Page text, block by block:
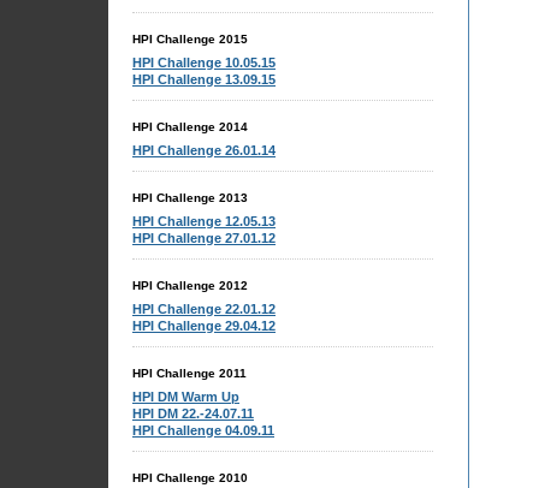
HPI Challenge 2015
HPI Challenge 10.05.15
HPI Challenge 13.09.15
HPI Challenge 2014
HPI Challenge 26.01.14
HPI Challenge 2013
HPI Challenge 12.05.13
HPI Challenge 27.01.12
HPI Challenge 2012
HPI Challenge 22.01.12
HPI Challenge 29.04.12
HPI Challenge 2011
HPI DM Warm Up
HPI DM 22.-24.07.11
HPI Challenge 04.09.11
HPI Challenge 2010